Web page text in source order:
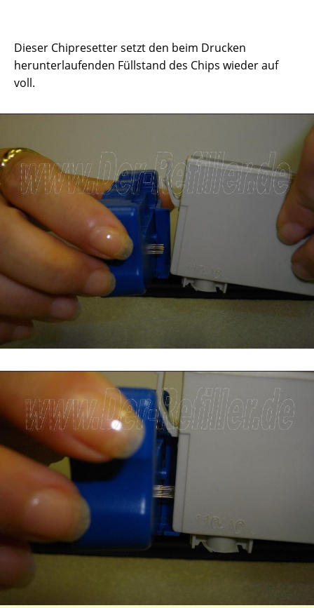
Dieser Chipresetter setzt den beim Drucken
herunterlaufenden Füllstand des Chips wieder auf
voll.